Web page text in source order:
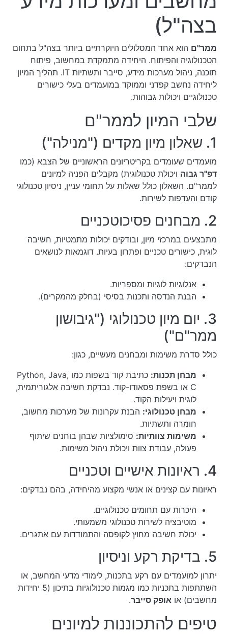
בצה"ל)
ממר"ם הוא אחד המסלולים היוקרתיים ביותר בצה"ל בתחום
הטכנולוגיה והפיתוח. היחידה מתמקדת במחשוב, פיתוח
תוכנה, ניהול מערכות מידע, סייבר ותשתיות IT. תהליך המיון
ליחידה נחשב קפדני וממוקד במועמדים בעלי כישורים
טכנולוגיים ויכולות גבוהות.
שלבי המיון לממר"ם
1. שאלון מיון מקדים ("מנילה")
מועמדים שעומדים בקריטריונים הראשוניים של הצבא (כמו
דפ"ר גבוה ויכולת טכנולוגית) מקבלים הפניה למיונים
לממר"ם. השאלון כולל שאלות על תחומי עניין, ניסיון טכנולוגי
קודם והעדפות לשירות.
2. מבחנים פסיכוטכניים
מתבצעים במרכזי מיון, ובודקים יכולות מתמטיות, חשיבה
לוגית, כישורים טכניים ופתרון בעיות. דוגמאות לנושאים
הנבדקים:
אנלוגיות לוגיות ומספריות.
הבנת הנדסה ותכנות בסיסי (בחלק מהמקרים).
3. יום מיון טכנולוגי ("גיבושון
ממר"ם")
כולל סדרת משימות ומבחנים מעשיים, כגון:
מבחן תכנות:
כתיבת קוד בשפות כמו Python, Java,
C או בשפת פסאודו-קוד. נבדקת חשיבה אלגוריתמית,
לוגית ויעילות הקוד.
מבחן טכנולוגי: הבנת עקרונות של מערכות מחשוב,
חומרה ותשתיות.
משימות צוותיות: סימולציות שבהן בוחנים שיתוף
פעולה, עבודת צוות ויכולת ניהול משימות.
4. ראיונות אישיים וטכניים
ראיונות עם קצינים או אנשי מקצוע מהיחידה, בהם נבדקים:
היכרות עם תחומים טכנולוגיים.
מוטיבציה לשירות טכנולוגי משמעותי.
יכולת חשיבה מחוץ לקופסה והתמודדות עם אתגרים.
5. בדיקת רקע וניסיון
יתרון למועמדים עם רקע בתכנות, לימודי מדעי המחשב, או
השתתפות בתכניות כמו מגמות טכנולוגיות בתיכון (5 יחידות
מחשבים) אואופק סייבר.
טיפים להתכוננות למיונים